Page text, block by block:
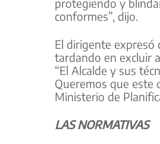
protegiendo y
conformes”, dijo.
El dirigente expresó
tardando en excluir
“El Alcalde y sus
Queremos que este
Ministerio de
LAS NORMATIVAS